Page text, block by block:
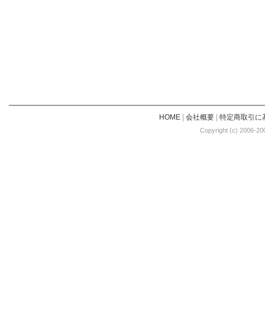
HOME| 会社概要| 特定商取引に
Copyright (c) 2006-